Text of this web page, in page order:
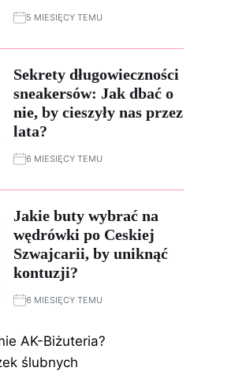
5 MIESIĘCY TEMU
Sekrety długowieczności
sneakersów: Jak dbać o
nie, by cieszyły nas przez
lata?
6 MIESIĘCY TEMU
Jakie buty wybrać na
wędrówki po Ceskiej
Szwajcarii, by uniknąć
kontuzji?
6 MIESIĘCY TEMU
AK-Biżuteria?
ślubnych